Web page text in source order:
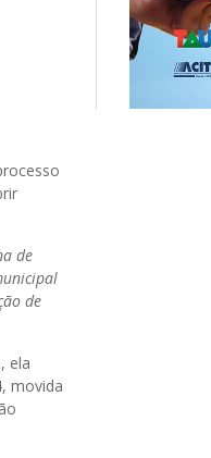
de
de
ela
movida